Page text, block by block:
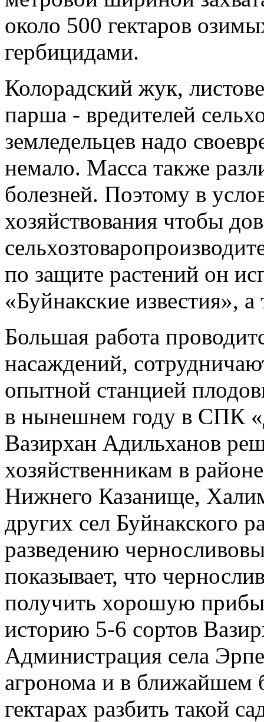
около 500 гектаров
гербицидами.
Колорадский жук,
парша - вредителей
земледельцев надо
немало. Масса также
болезней. Поэтому в
хозяйствования чтобы
по защите растений он
«Буйнакские известия»,
Большая работа
насаждений,
опытной станцией
в нынешнем году в СПК
Вазирхан Адильханов
хозяйственникам в
Нижнего Казанище,
других сел Буйнакского
разведению
показывает, что
получить хорошую
историю 5-6 сортов
Администрация села
агронома и в ближайшем
гектарах разбить такой